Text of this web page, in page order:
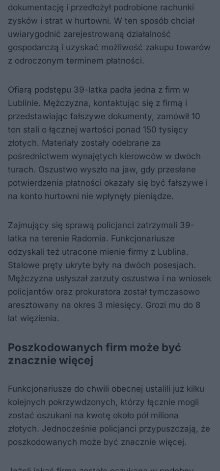
dokumentację i przedłożył podrobione rachunki
zysków i strat w hurtowni. W ten sposób chciał
uwiarygodnić zarejestrowaną działalność
gospodarczą i uzyskać możliwość zakupu towarów
z odroczonym terminem płatności.
Ofiarą podstępu 39-latka padła jedna z firm w
Lublinie. Mężczyzna, kontaktując się z firmą i
przedstawiając fałszywe dokumenty, zamówił 10
ton stali o łącznej wartości ponad 150 tysięcy
złotych. Materiały zostały odebrane za
pośrednictwem wynajętych kierowców w dwóch
turach. Oszustwo wyszło na jaw, gdy przesłane
potwierdzenia płatności okazały się być fałszywe i
na konto hurtowni nie wpłynęły pieniądze.
Zajmujący się sprawą policjanci zatrzymali 39-
latka na terenie Radomia. Funkcjonariusze
odzyskali też utracone mienie firmy z Lublina.
Stalowe pręty ukryte były na dwóch posesjach.
Mężczyzna usłyszał zarzuty oszustwa i na wniosek
policjantów oraz prokuratora został tymczasowo
aresztowany na okres 3 miesięcy. Grozi mu do 8
lat więzienia.
Poszkodowanych firm może być
znacznie więcej
Funkcjonariusze do chwili obecnej ustalili już kilku
kolejnych pokrzywdzonych, którzy łącznie mogli
zostać oszukani na kwotę około pół miliona
złotych. Jednocześnie policjanci przypuszczają, że
poszkodowanych może być znacznie więcej.